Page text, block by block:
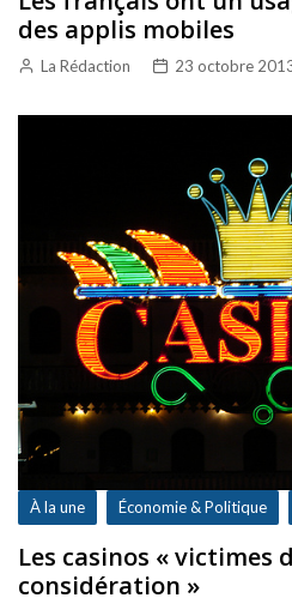
des applis mobiles
La Rédaction 23 octobre
À la une Économie & Politique
Les casinos « victimes
considération »